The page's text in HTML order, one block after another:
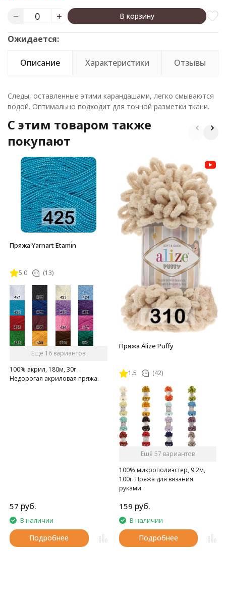
В корзину
Ожидается:
Описание Характеристики Отзывы
Следы, оставленные этими карандашами, легко смываются
водой. Оптимально подходит для точной разметки ткани.
C этим товаром также
покупают
Пряжа Yarnart Etamin
5.0 (13)
Ещё 16 вариантов
100% акрил, 180м, 30г.
Недорогая акриловая пряжа.
57 руб.
В наличии
Подробнее
Пряжа Alize Puffy
1.5 (42)
Ещё 57 вариантов
100% микрополиэстер, 9.2м,
100г. Пряжа для вязания
руками.
159 руб.
В наличии
Подробнее